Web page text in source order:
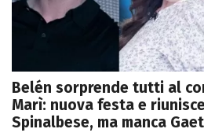
Belén sorprende tutti al
Marì: nuova festa e
Spinalbese, ma manca